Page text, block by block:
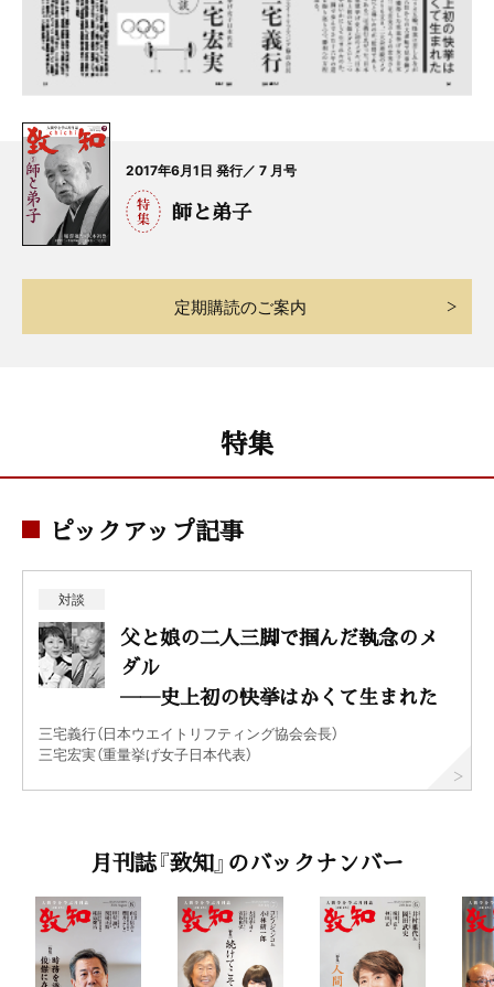
2017年6月1日 発行／ 7 月号
師と弟子
定期購読のご案内
特集
ピックアップ記事
対談
父と娘の二人三脚で掴んだ執念のメ
ダル
――史上初の快挙はかくて生まれた
三宅義行（日本ウエイトリフティング協会会長）
三宅宏実（重量挙げ女子日本代表）
月刊誌『致知』のバックナンバー